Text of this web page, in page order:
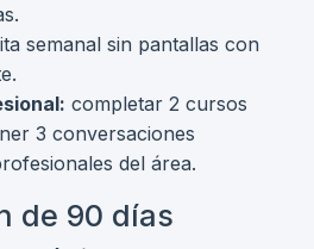
semanal sin pantallas con
completar 2 cursos
3 conversaciones
del área.
de 90 días